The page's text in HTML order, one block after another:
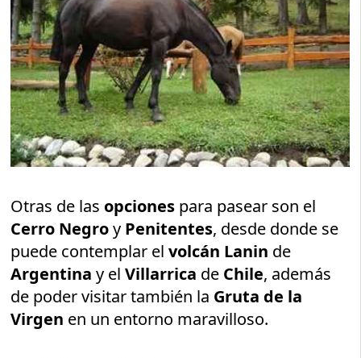
Otras de las opciones para pasear son el
Cerro Negroy Penitentes, desde donde se
puede contemplar elvolcán Lanin de
Argentinay elVillarrica de Chile, además
de poder visitar también la Gruta de la
Virgen en un entorno maravilloso.